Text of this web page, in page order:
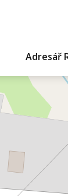
Adresář